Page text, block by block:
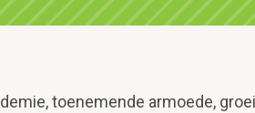
toenemende armoede,